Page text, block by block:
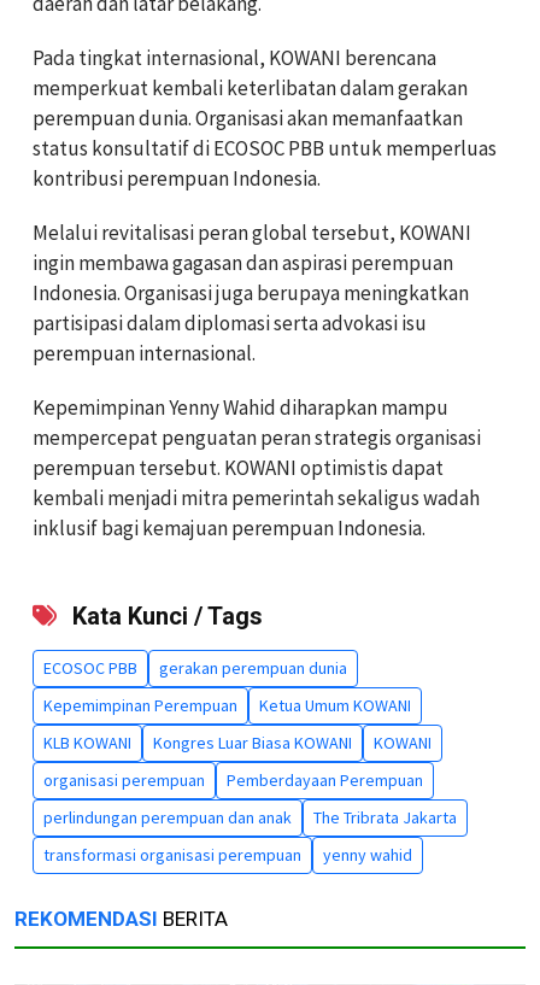
Pada tingkat internasional, KOWANI berencana
memperkuat kembali keterlibatan dalam gerakan
perempuan dunia. Organisasi akan memanfaatkan
status konsultatif di ECOSOC PBB untuk memperluas
kontribusi perempuan Indonesia.
Melalui revitalisasi peran global tersebut, KOWANI
ingin membawa gagasan dan aspirasi perempuan
Indonesia. Organisasi juga berupaya meningkatkan
partisipasi dalam diplomasi serta advokasi isu
perempuan internasional.
Kepemimpinan Yenny Wahid diharapkan mampu
mempercepat penguatan peran strategis organisasi
perempuan tersebut. KOWANI optimistis dapat
kembali menjadi mitra pemerintah sekaligus wadah
inklusif bagi kemajuan perempuan Indonesia.
Kata Kunci / Tags
ECOSOC PBB
gerakan perempuan dunia
Kepemimpinan Perempuan
Ketua Umum KOWANI
KLB KOWANI
Kongres Luar Biasa KOWANI
KOWANI
organisasi perempuan
Pemberdayaan Perempuan
perlindungan perempuan dan anak
The Tribrata Jakarta
transformasi organisasi perempuan
yenny wahid
REKOMENDASI BERITA